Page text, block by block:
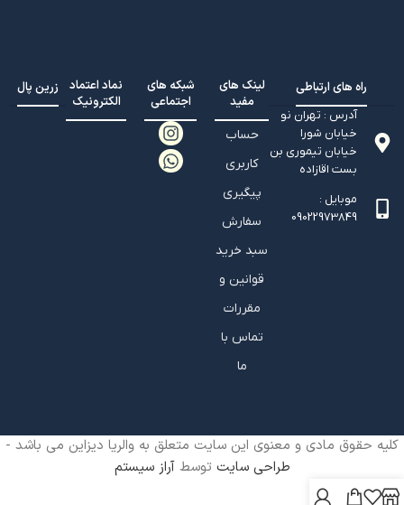
راه های ارتباطی
آدرس : تهران نو
خیابان شورا
خیابان تيموري بن
بست اقازاده
موبایل :
09022973849
لینک های
مفید
حساب
کاربری
پیگیری
سفارش
سبد خرید
قوانین و
مقررات
تماس با
ما
شبکه های
اجتماعی
نماد اعتماد
الکترونیک
زرین پال
کلیه حقوق مادی و معنوی این سایت متعلق به والریا دیزاین می باشد -
طراحی سایت توسطآراز سیستم